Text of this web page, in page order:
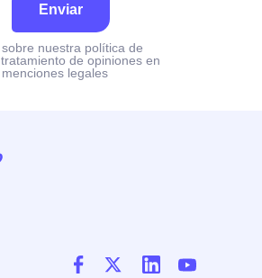
Enviar
nuestra política de
de opiniones en
legales